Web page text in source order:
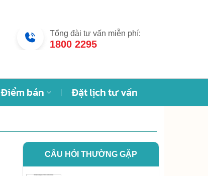
Tổng đài tư vấn miễn phí:
1800 2295
Điểm bán Đặt lịch tư vấn
CÂU HỎI THƯỜNG GẶP